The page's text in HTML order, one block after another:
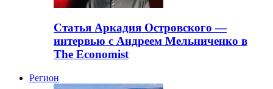
Статья Аркадия Островского —
интервью с Андреем Мельниченко в
The Economist
Регион